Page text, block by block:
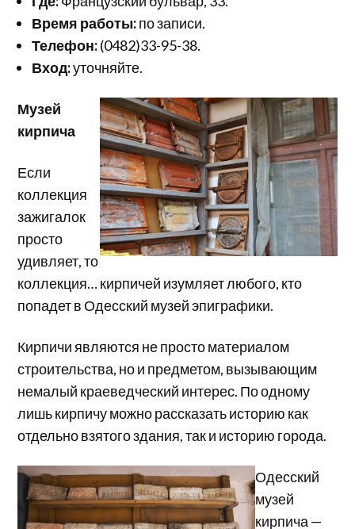
Время работы:по записи.
Телефон:(0482)33-95-38.
Вход:уточняйте.
Музей
кирпича
Если
коллекция
зажигалок
просто
удивляет, то
коллекция… кирпичей изумляет любого, кто
попадет в Одесский музей эпиграфики.
Кирпичи являются не просто материалом
строительства, но и предметом, вызывающим
немалый краеведческий интерес. По одному
лишь кирпичу можно рассказать историю как
отдельно взятого здания, так и историю города.
Одесский
музей
кирпича —